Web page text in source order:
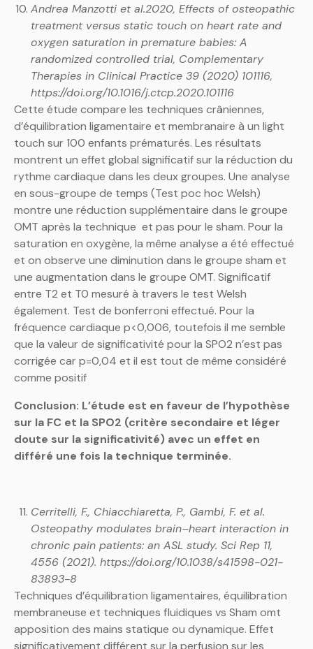
Andrea Manzotti et al.2020, Effects of osteopathic
treatment versus static touch on heart rate and
oxygen saturation in premature babies: A
randomized controlled trial, Complementary
Therapies in Clinical Practice 39 (2020) 101116,
https://doi.org/10.1016/j.ctcp.2020.101116
Cette étude compare les techniques crâniennes,
d’équilibration ligamentaire et membranaire à un light
touch sur 100 enfants prématurés. Les résultats
montrent un effet global significatif sur la réduction du
rythme cardiaque dans les deux groupes. Une analyse
en sous-groupe de temps (Test poc hoc Welsh)
montre une réduction supplémentaire dans le groupe
OMT après la technique et pas pour le sham. Pour la
saturation en oxygène, la même analyse a été effectué
et on observe une diminution dans le groupe sham et
une augmentation dans le groupe OMT. Significatif
entre T2 et T0 mesuré à travers le test Welsh
également. Test de bonferroni effectué. Pour la
fréquence cardiaque p<0,006, toutefois il me semble
que la valeur de significativité pour la SPO2 n’est pas
corrigée car p=0,04 et il est tout de même considéré
comme positif
Conclusion: L’étude est en faveur de l’hypothèse
sur la FC et la SPO2 (critère secondaire et léger
doute sur la significativité) avec un effet en
différé une fois la technique terminée.
Cerritelli, F., Chiacchiaretta, P., Gambi, F. et al.
Osteopathy modulates brain–heart interaction in
chronic pain patients: an ASL study. Sci Rep 11,
4556 (2021). https://doi.org/10.1038/s41598-021-
83893-8
Techniques d’équilibration ligamentaires, équilibration
membraneuse et techniques fluidiques vs Sham omt
apposition des mains statique ou dynamique. Effet
significativement différent sur la perfusion sur les